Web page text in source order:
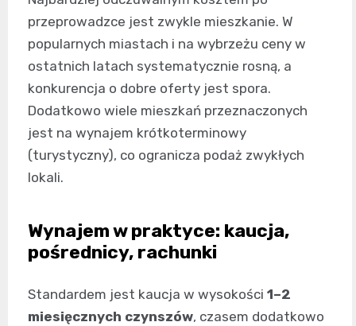
przeprowadzce jest zwykle mieszkanie. W
popularnych miastach i na wybrzeżu ceny w
ostatnich latach systematycznie rosną, a
konkurencja o dobre oferty jest spora.
Dodatkowo wiele mieszkań przeznaczonych
jest na wynajem krótkoterminowy
(turystyczny), co ogranicza podaż zwykłych
lokali.
Wynajem w praktyce: kaucja,
pośrednicy, rachunki
Standardem jest kaucja w wysokości 1–2
miesięcznych czynszów, czasem dodatkowo